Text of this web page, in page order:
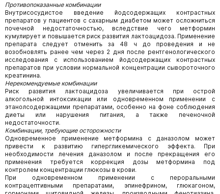
Противопоказанные комбинации
Внутрисосудистое введение йодсодержащих контрастных
препаратов у пациентов с сахарным диабетом может осложниться
почечной недостаточностью, вследствие чего метформин
кумулирует и повышается риск развития лактоацидоза. Применение
препарата следует отменить за 48 ч до проведения и не
возобновлять ранее чем через 2 дня после рентгенологического
исследования с использованием йодсодержащих контрастных
препаратов при условии нормальной концентрации сывороточного
креатинина.
Нерекомендуемые комбинации
Риск развития лактоацидоза увеличивается при острой
алкогольной интоксикации или одновременном применении с
этанолсодержащими препаратами, особенно на фоне соблюдения
диеты или нарушения питания, а также печеночной
недостаточности.
Комбинации, требующие осторожности
Одновременное применение метформина с даназолом может
привести к развитию гипергликемического эффекта. При
необходимости лечения даназолом и после прекращения его
применения требуется коррекция дозы метформина под
контролем концентрации глюкозы в крови.
При одновременном применении с пероральными
контрацептивными препаратами, эпинефрином, глюкагоном,